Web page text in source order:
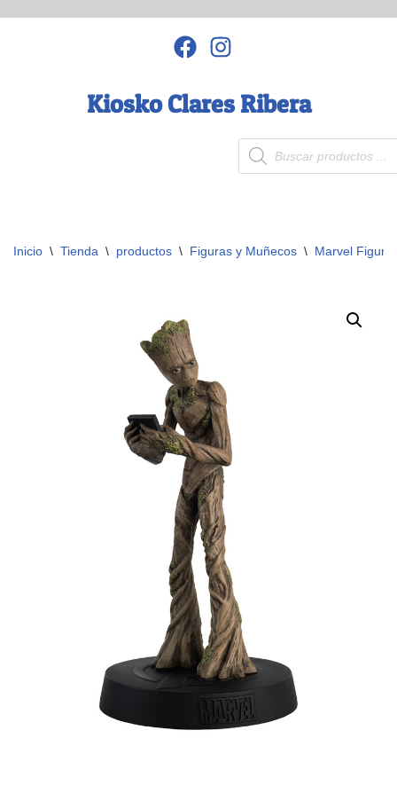
Kiosko Clares Ribera
Inicio \ Tienda \ productos \ Figuras y Muñecos \ Marvel